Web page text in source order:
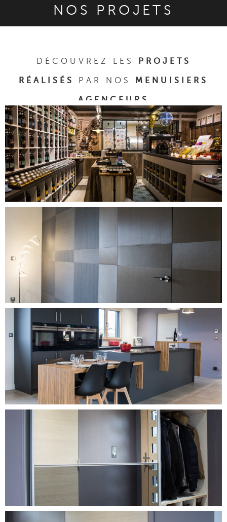
NOS PROJETS
DÉCOUVREZ LES PROJETS
RÉALISÉS PAR NOS MENUISIERS
AGENCEURS
DÉCOUVRIR CE PROJET
DÉCOUVRIR CE PROJET
DÉCOUVRIR CE PROJET